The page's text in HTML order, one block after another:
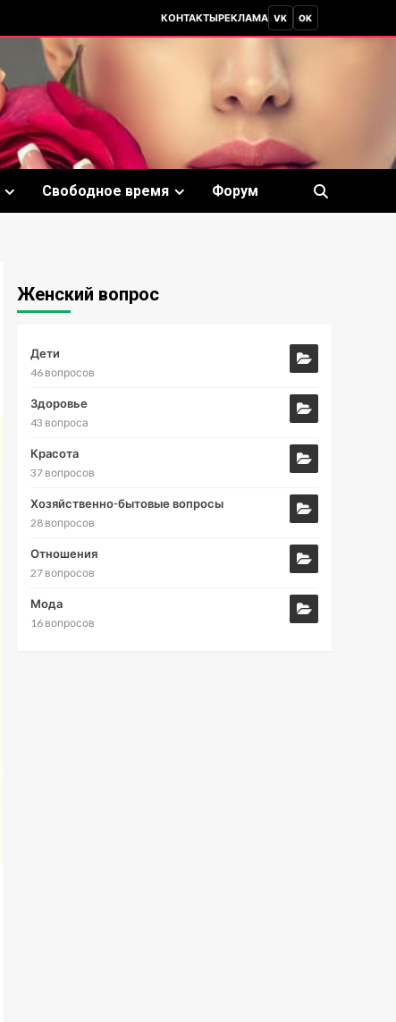
КОНТАКТЫРЕКЛАМА VK OK
Свободное время Форум
Женский вопрос
Дети
46 вопросов
Здоровье
43 вопроса
Красота
37 вопросов
Хозяйственно-бытовые вопросы
28 вопросов
Отношения
27 вопросов
Мода
16 вопросов